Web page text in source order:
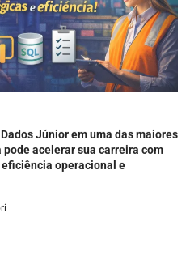
Júnior em uma das maiores
acelerar sua carreira com
operacional e